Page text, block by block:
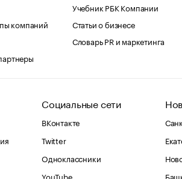
компаний
Учебник РБК Компании
Статьи о бизнесе
Словарь PR и маркетинга
Социальные сети
ВКонтакте
Twitter
Одноклассники
YouTube